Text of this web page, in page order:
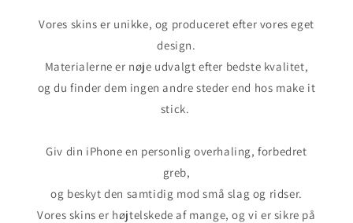
Vores skins er unikke, og produceret efter vores eget
design.
Materialerne er nøje udvalgt efter bedste kvalitet,
og du finder dem ingen andre steder end hos make it
stick.
Giv din iPhone en personlig overhaling, forbedret
greb,
og beskyt den samtidig mod små slag og ridser.
Vores skins er højtelskede af mange, og vi er sikre på